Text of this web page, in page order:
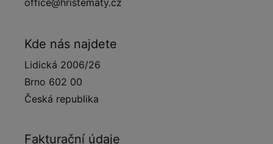
Kde nás najdete
Lidická 2006/26
Brno 602 00
Česká republika
Fakturační údaje